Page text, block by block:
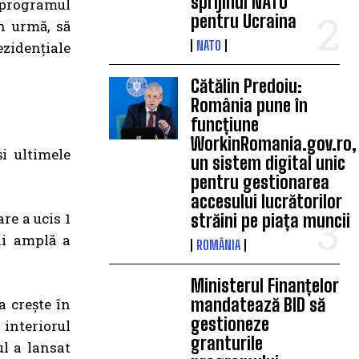
urmă, să
ultimele
a ucis 1
amplă a
crește în
interiorul
a lansat
pentru Ucraina
NATO
Cătălin Predoiu:
România pune în
funcțiune
WorkinRomania.gov.ro,
un sistem digital unic
pentru gestionarea
accesului lucrătorilor
străini pe piața muncii
ROMÂNIA
Ministerul Finanțelor
mandatează BID să
gestioneze
granturile